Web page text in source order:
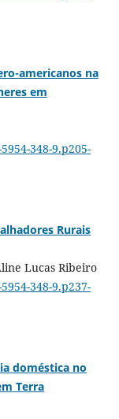
americanos na
em
348-9.p205-
Rurais
Lucas Ribeiro
348-9.p237-
doméstica no
Terra